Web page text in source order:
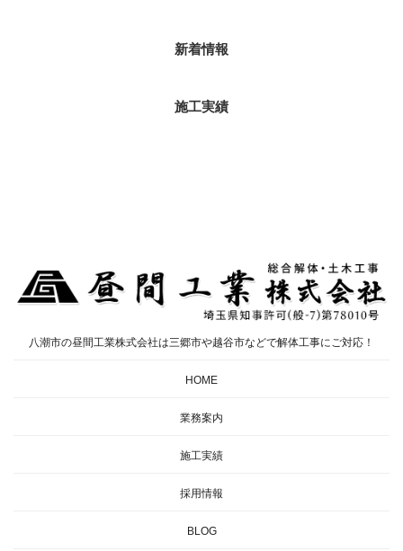
新着情報
施工実績
八潮市の昼間工業株式会社は三郷市や越谷市などで解体工事にご対応！
HOME
業務案内
施工実績
採用情報
BLOG